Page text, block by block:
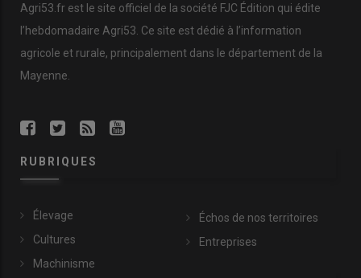
Agri53.fr est le site officiel de la société FJC Édition qui édite
l’hebdomadaire Agri53. Ce site est dédié à l’information
agricole et rurale, principalement dans le département de la
Mayenne.
RUBRIQUES
Élevage
Cultures
Machinisme
Échos de nos territoires
Entreprises